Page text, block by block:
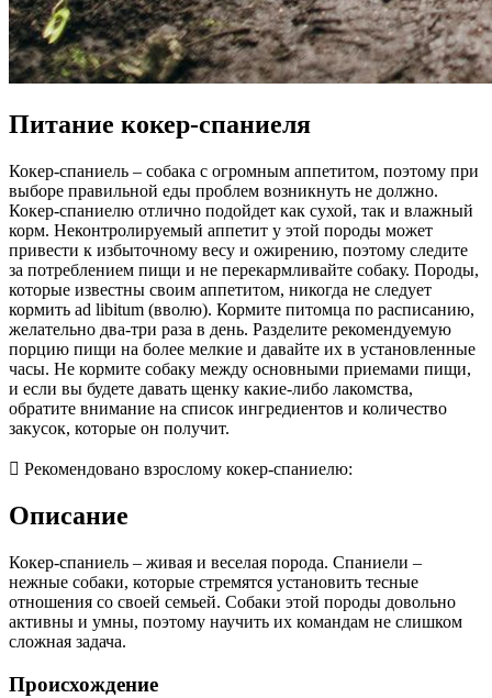
Питание кокер-спаниеля
Кокер-спаниель – собака с огромным аппетитом, поэтому при
выборе правильной еды проблем возникнуть не должно.
Кокер-спаниелю отлично подойдет как сухой, так и влажный
корм. Неконтролируемый аппетит у этой породы может
привести к избыточному весу и ожирению, поэтому следите
за потреблением пищи и не перекармливайте собаку. Породы,
которые известны своим аппетитом, никогда не следует
кормить ad libitum (вволю). Кормите питомца по расписанию,
желательно два-три раза в день. Разделите рекомендуемую
порцию пищи на более мелкие и давайте их в установленные
часы. Не кормите собаку между основными приемами пищи,
и если вы будете давать щенку какие-либо лакомства,
обратите внимание на список ингредиентов и количество
закусок, которые он получит.
 Рекомендовано взрослому кокер-спаниелю:
Описание
Кокер-спаниель – живая и веселая порода. Спаниели –
нежные собаки, которые стремятся установить тесные
отношения со своей семьей. Собаки этой породы довольно
активны и умны, поэтому научить их командам не слишком
сложная задача.
Происхождение